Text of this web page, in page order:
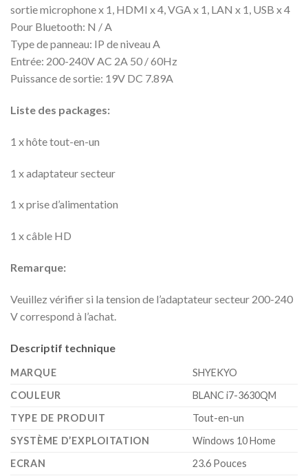
sortie microphone x 1, HDMI x 4, VGA x 1, LAN x 1, USB x 4
Pour Bluetooth: N / A
Type de panneau: IP de niveau A
Entrée: 200-240V AC 2A 50 / 60Hz
Puissance de sortie: 19V DC 7.89A
Liste des packages:
1 x hôte tout-en-un
1 x adaptateur secteur
1 x prise d’alimentation
1 x câble HD
Remarque:
Veuillez vérifier si la tension de l’adaptateur secteur 200-240
V correspond à l’achat.
Descriptif technique
MARQUE
‎SHYEKYO
COULEUR
‎BLANC i7-3630QM
TYPE DE PRODUIT
‎Tout-en-un
SYSTÈME D’EXPLOITATION
‎Windows 10 Home
ECRAN
‎23.6 Pouces